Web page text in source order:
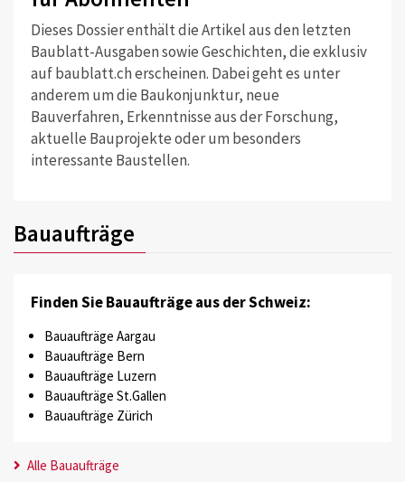
Dieses Dossier enthält die Artikel aus den letzten
Baublatt-Ausgaben sowie Geschichten, die exklusiv
auf baublatt.ch erscheinen. Dabei geht es unter
anderem um die Baukonjunktur, neue
Bauverfahren, Erkenntnisse aus der Forschung,
aktuelle Bauprojekte oder um besonders
interessante Baustellen.
Bauaufträge
Finden Sie Bauaufträge aus der Schweiz:
Bauaufträge Aargau
Bauaufträge Bern
Bauaufträge Luzern
Bauaufträge St.Gallen
Bauaufträge Zürich
Alle Bauaufträge